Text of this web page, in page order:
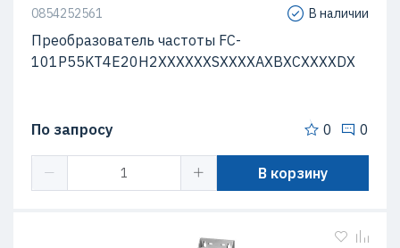
0854252561 В наличии
Преобразователь частоты FC-
101P55KT4E20H2XXXXXXSXXXXAXBXCXXXXDX
По запросу 0 0
В корзину